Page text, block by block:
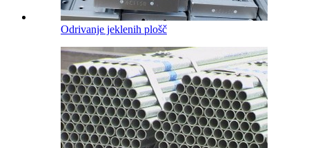
Odrivanje jeklenih plošč